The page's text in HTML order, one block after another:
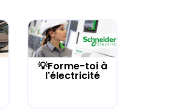
💡Forme-toi à
l'électricité